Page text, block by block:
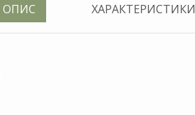
ОПИС ХАРАКТЕРИСТИКИ